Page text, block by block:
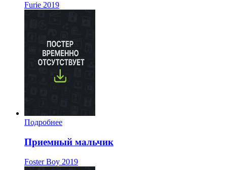
Furie 2019
Подробнее
Приемный мальчик
Foster Boy 2019